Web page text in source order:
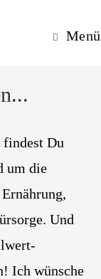
Menü
Du
um die
Und
Ich wünsche